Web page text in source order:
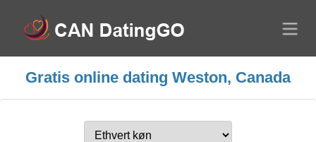
Gratis online dating Weston, Canada